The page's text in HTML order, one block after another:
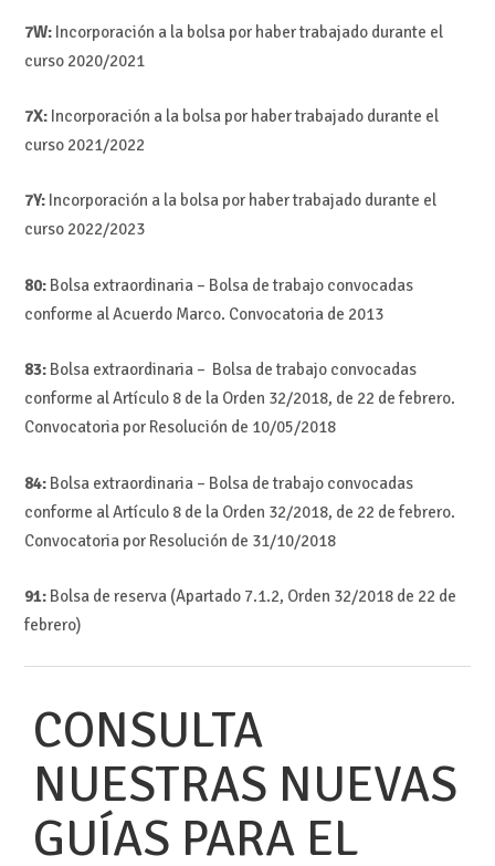
7W:Incorporación a la bolsa por haber trabajado durante el
curso 2020/2021
7X:Incorporación a la bolsa por haber trabajado durante el
curso 2021/2022
7Y:Incorporación a la bolsa por haber trabajado durante el
curso 2022/2023
80: Bolsa extraordinaria – Bolsa de trabajo convocadas
conforme al Acuerdo Marco. Convocatoria de 2013
83:Bolsa extraordinaria – Bolsa de trabajo convocadas
conforme al Artículo 8 de la Orden 32/2018, de 22 de febrero.
Convocatoria por Resolución de 10/05/2018
84:Bolsa extraordinaria – Bolsa de trabajo convocadas
conforme al Artículo 8 de la Orden 32/2018, de 22 de febrero.
Convocatoria por Resolución de 31/10/2018
91:Bolsa de reserva (Apartado 7.1.2, Orden 32/2018 de 22 de
febrero)
CONSULTA
NUESTRAS NUEVAS
GUÍAS PARA EL